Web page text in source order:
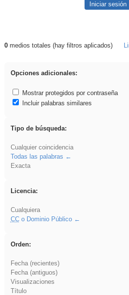
Iniciar sesión
Resultados de: dividir
0medios totales (hay filtros aplicados)
Opciones adicionales:
Mostrar protegidos por contraseña
Incluir palabras similares
Tipo de búsqueda:
Cualquier coincidencia
Todas las palabras
Exacta
Licencia:
Cualquiera
CCo Dominio Público
Orden:
Fecha (recientes)
Fecha (antiguos)
Visualizaciones
Título